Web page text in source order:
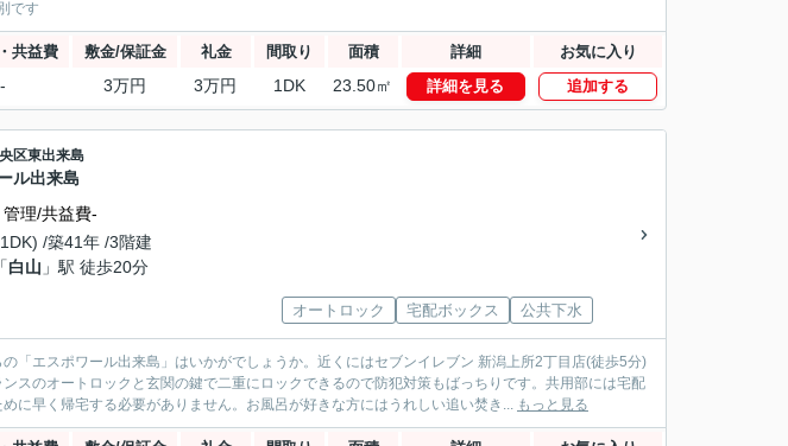
です
共益費 敷金/保証金 礼金 間取り 面積 詳細 お気に入り
- 3万円 3万円 1DK 23.50㎡ 詳細を見る 追加する
区東出来島
ル出来島
管理/共益費-
/築41年 /3階建
「白山 」駅 徒歩20分
オートロック 宅配ボックス 公共下水
「エスポワール出来島」はいかがでしょうか。近くにはセブンイレブン 新潟上所2丁目店(徒歩5分)
スのオートロックと玄関の鍵で二重にロックできるので防犯対策もばっちりです。共用部には宅配
に早く帰宅する必要がありません。お風呂が好きな方にはうれしい追い焚き... もっと見る